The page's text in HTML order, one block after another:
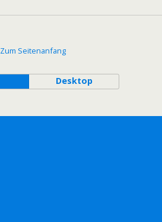
Zum Seitenanfang
Desktop